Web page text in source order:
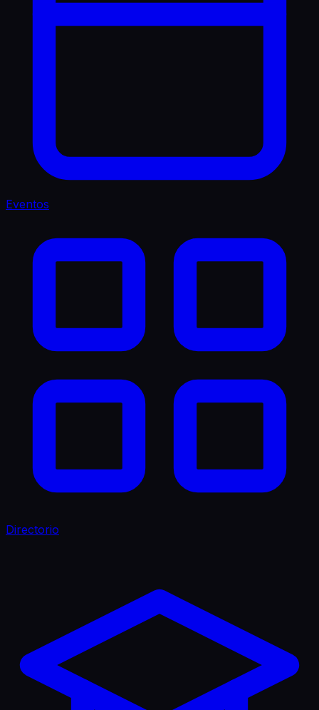
Eventos
Directorio